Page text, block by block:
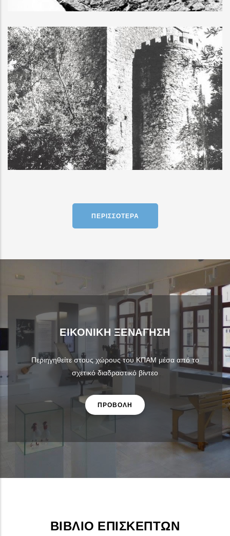
ΠΕΡΙΣΣΌΤΕΡΑ
ΕΙΚΟΝΙΚΉ ΞΕΝΆΓΗΣΗ
Περιηγηθείτε στους χώρους του ΚΠΑΜ μέσα από το
σχετικό διαδραστικό βίντεο
ΠΡΟΒΟΛΗ
ΒΙΒΛΊΟ ΕΠΙΣΚΕΠΤΏΝ